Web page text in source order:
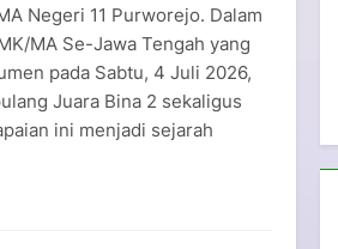
Negeri 11 Purworejo. Dalam
MA Se-Jawa Tengah yang
pada Sabtu, 4 Juli 2026,
Juara Bina 2 sekaligus
ini menjadi sejarah